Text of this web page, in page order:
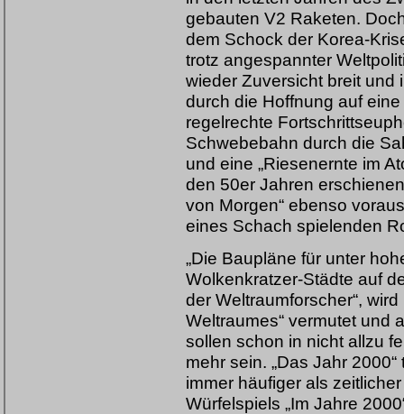
gebauten V2 Raketen.
dem Schock der Korea-
trotz angespannter
wieder Zuversicht breit und
durch die Hoffnung auf
regelrechte
Schwebebahn durch die
und eine „Riesenernte im
den 50er Jahren
von Morgen“ ebenso
eines Schach spielenden
„Die Baupläne für unter
Wolkenkratzer-Städte auf
der Weltraumforscher“,
Weltraumes“ vermutet und
sollen schon in nicht allzu
mehr sein. „Das Jahr
immer häufiger als
Würfelspiels „Im Jahre